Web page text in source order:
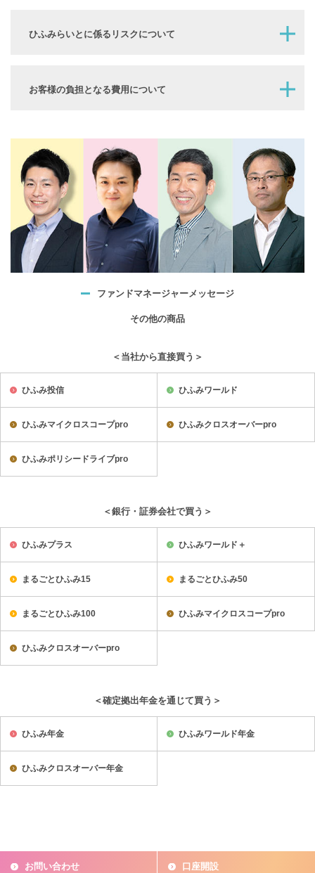
ひふみらいとに係るリスクについて
お客様の負担となる費用について
ファンドマネージャー メッセージ
その他の商品
＜当社から直接買う＞
ひふみ投信 ひふみワールド
ひふみマイクロスコープpro ひふみクロスオーバーpro
ひふみポリシードライブpro
＜銀行・証券会社で買う＞
ひふみプラス ひふみワールド＋
まるごとひふみ15 まるごとひふみ50
まるごとひふみ100 ひふみマイクロスコープpro
ひふみクロスオーバーpro
＜確定拠出年金を通じて買う＞
ひふみ年金 ひふみワールド年金
ひふみクロスオーバー年金
お問い合わせ 口座開設